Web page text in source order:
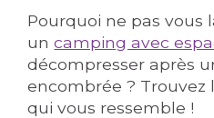
Pourquoi ne pas vous
uncamping avec
décompresser après
encombrée ? Trouvez
qui vous ressemble !